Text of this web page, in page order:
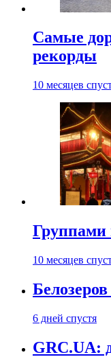
Самые
рекорды
10 месяцев
Группами
10 месяцев
6 дней спустя
GRC.UA: